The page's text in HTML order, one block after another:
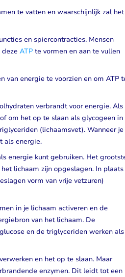
Vitamine D
te vatten en waarschijnlijk zal het
en spiercontracties. Mensen
deze ATP te vormen en aan te vullen
van energie te voorzien en om ATP
verbrandt voor energie. Als
om het op te slaan als glycogeen in
(lichaamsvet). Wanneer je
als energie.
energie kunt gebruiken. Het
lichaam zijn opgeslagen. In plaats
vorm van vrije vetzuren)
in je lichaam activeren en de
van het lichaam. De
en de triglyceriden werken als
en het op te slaan. Maar
enzymen. Dit leidt tot een